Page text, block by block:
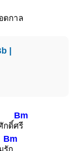
ดกาล
|
กดิ์ศ
Bm
รี
รั
Bm
ก